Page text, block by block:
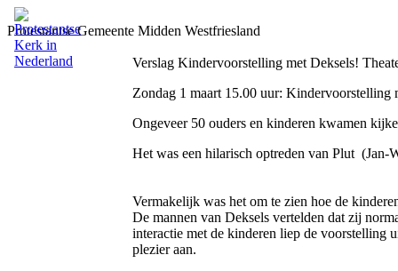
Protestantse Gemeente Midden Westfriesland
Verslag Kindervoorstelling met Deksels!
Zondag 1 maart 15.00 uur: Kindervoorstelling
Ongeveer 50 ouders en kinderen kwamen
Het was een hilarisch optreden van Plut
Vermakelijk was het om te zien hoe de
De mannen van Deksels vertelden dat zij
interactie met de kinderen liep de voorstelling
plezier aan.